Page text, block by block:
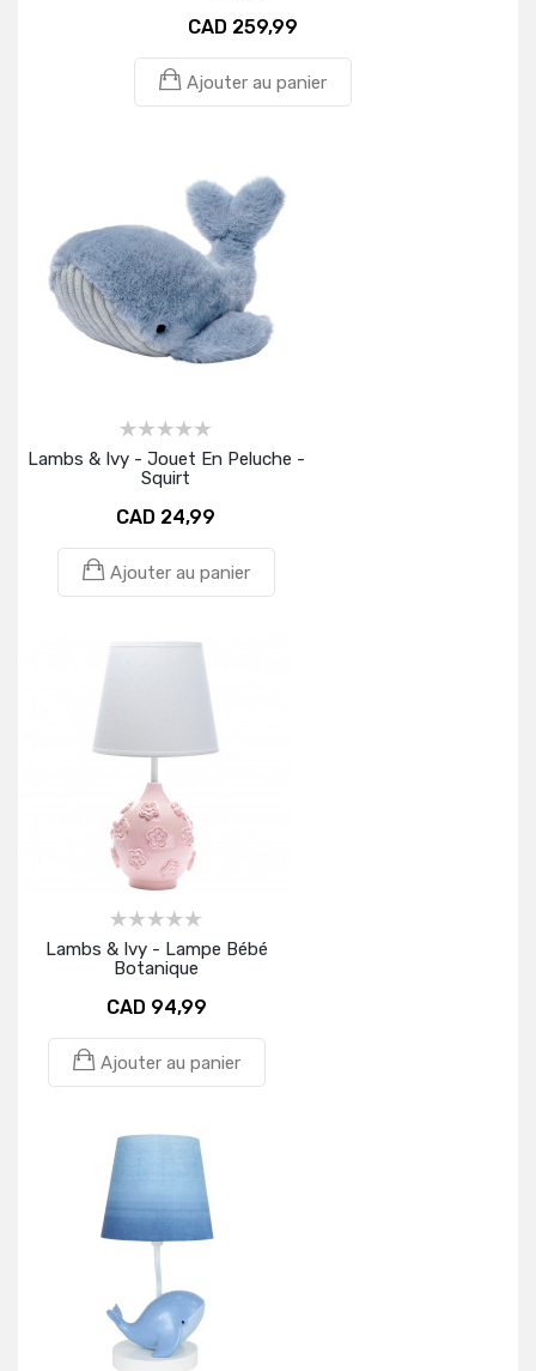
CAD 259,99
Ajouter au panier
Lambs & Ivy - Jouet En Peluche -
Squirt
CAD 24,99
Ajouter au panier
Lambs & Ivy - Lampe Bébé
Botanique
CAD 94,99
Ajouter au panier